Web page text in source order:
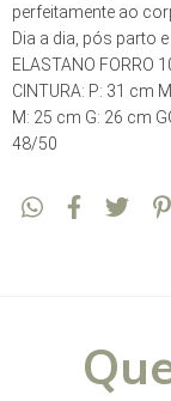
perfeitamente ao
Dia a dia, pós parto e
ELASTANO FORRO
CINTURA: P: 31 cm
M: 25 cm G: 26 cm
48/50